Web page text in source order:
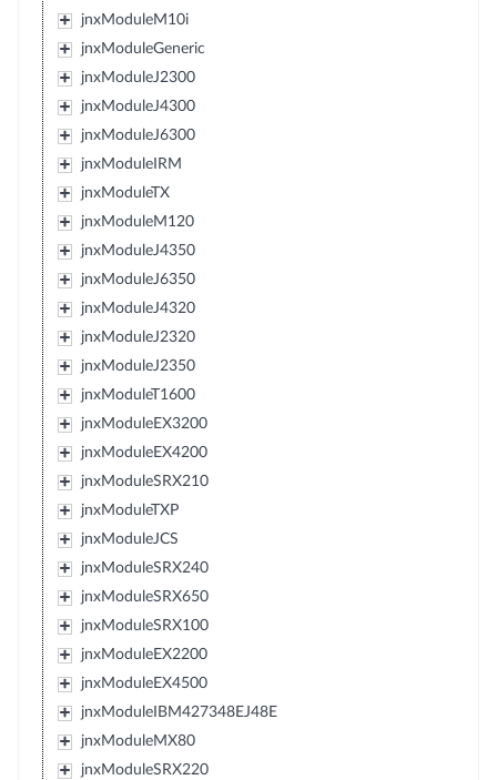
jnxModuleM10i
jnxModuleGeneric
jnxModuleJ2300
jnxModuleJ4300
jnxModuleJ6300
jnxModuleIRM
jnxModuleTX
jnxModuleM120
jnxModuleJ4350
jnxModuleJ6350
jnxModuleJ4320
jnxModuleJ2320
jnxModuleJ2350
jnxModuleT1600
jnxModuleEX3200
jnxModuleEX4200
jnxModuleSRX210
jnxModuleTXP
jnxModuleJCS
jnxModuleSRX240
jnxModuleSRX650
jnxModuleSRX100
jnxModuleEX2200
jnxModuleEX4500
jnxModuleIBM427348EJ48E
jnxModuleMX80
jnxModuleSRX220